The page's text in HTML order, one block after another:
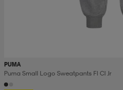
PUMA
Puma Small Logo Sweatpants Fl Cl Jr